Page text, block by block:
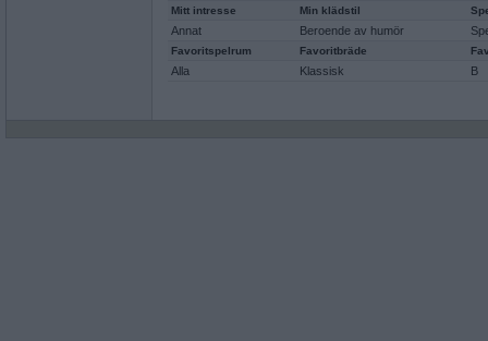
Mitt intresse Min klädstil
Annat Beroende av humör
Favoritspelrum Favoritbräde
Alla Klassisk B